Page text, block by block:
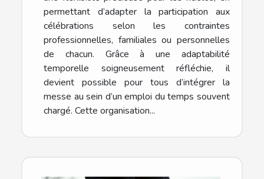
permettant d’adapter la participation aux
célébrations selon les contraintes
professionnelles, familiales ou personnelles
de chacun. Grâce à une adaptabilité
temporelle soigneusement réfléchie, il
devient possible pour tous d’intégrer la
messe au sein d’un emploi du temps souvent
chargé. Cette organisation...